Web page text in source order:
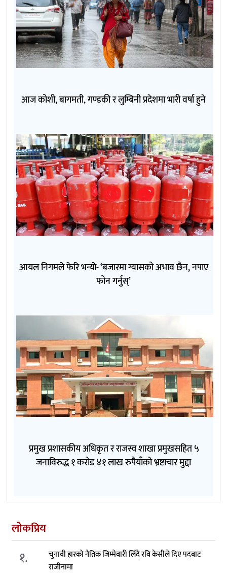
आज कोशी, बागमती, गण्डकी र लुम्बिनी प्रदेशमा भारी वर्षा हुने
आयल निगमले फेरि भन्याे- ‘बजारमा ग्यासको अभाव छैन, नपाए
फोन गर्नुस्’
प्रमुख प्रशासकीय अधिकृत र राजस्व शाखा प्रमुखसहित ५
जनाविरुद्ध १ करोड ४१ लाख रुपैयाँको भ्रष्टाचार मुद्दा
लोकप्रिय
१.
चुनावी हारको नैतिक जिम्मेवारी लिँदै रवि केसीले दिए पदबाट
राजीनामा